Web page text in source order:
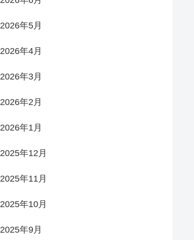
2026年5月
2026年4月
2026年3月
2026年2月
2026年1月
2025年12月
2025年11月
2025年10月
2025年9月